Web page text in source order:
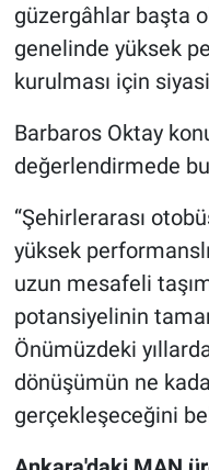
güzergâhlar başta
genelinde yüksek
kurulması için
Barbaros Oktay
değerlendirmede
“Şehirlerarası
yüksek
uzun mesafeli
potansiyelinin
Önümüzdeki
dönüşümün ne
gerçekleşeceğini